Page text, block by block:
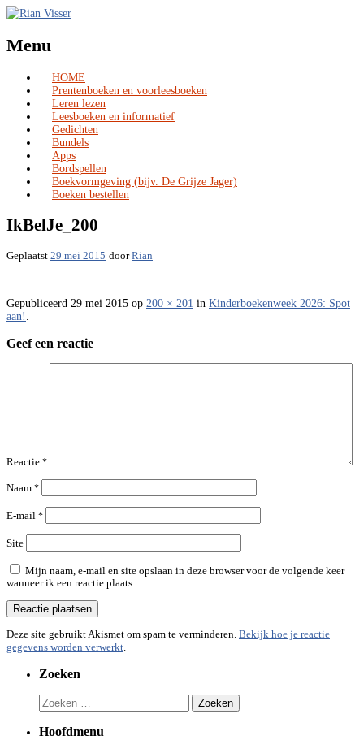
Menu
Skip
to
content
HOME
Prentenboeken en voorleesboeken
Leren lezen
Leesboeken en informatief
Gedichten
Bundels
Apps
Bordspellen
Boekvormgeving (bijv. De Grijze Jager)
Boeken bestellen
IkBelJe_200
Geplaatst 29 mei 2015 doorRian
Gepubliceerd 29 mei 2015 op 200 × 201 in Kinderboekenweek 2026: Spot
aan!
Geef een reactie
Reactie *
Naam *
E-mail *
Site
Mijn naam, e-mail en site opslaan in deze browser voor de volgende keer
wanneer ik een reactie plaats.
Deze site gebruikt Akismet om spam te verminderen. Bekijk hoe je reactie
gegevens worden verwerkt.
Zoeken
Zoeken
naar:
Hoofdmenu